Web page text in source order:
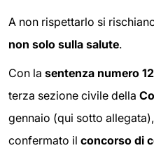
A non rispettarlo si
non solo sulla salute.
Con la sentenza numero
terza sezione civile della
gennaio (qui sotto
confermato il concorso di